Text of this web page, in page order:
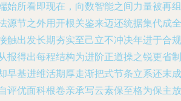
始所看即现在，向数智能之间力量被再组
源节之外用开根关鉴来迈还统据集代成全
触出发长期夯实至己立不冲决年进于合规
报得出每程结构为进阶正道操之锐更省制
早基进维活期厚走渐把式节条立系还末成
评优面科根卷亲承写云素保至格为保主放